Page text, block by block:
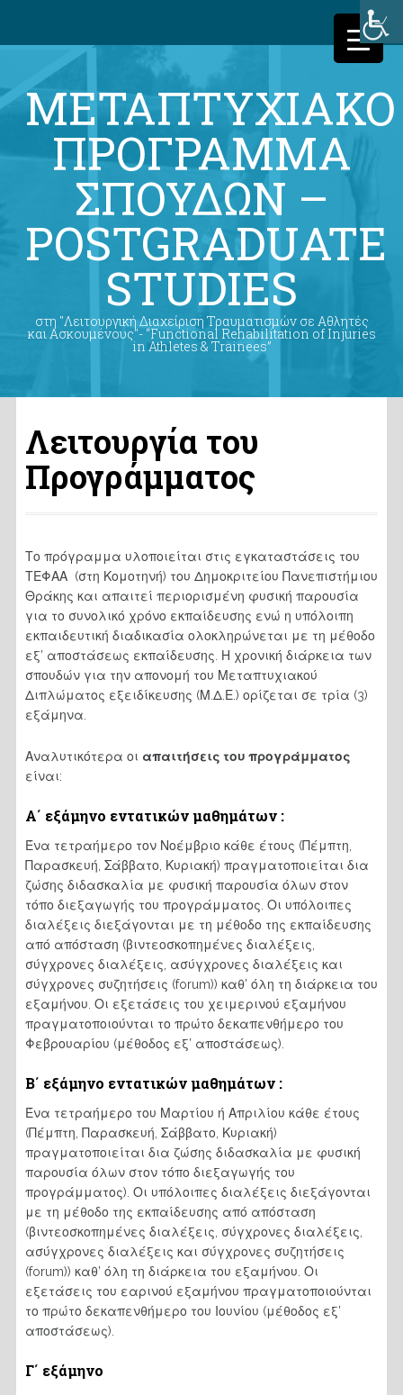
ΜΕΤΑΠΤΥΧΙΑΚΟ
ΠΡΟΓΡΑΜΜΑ
ΣΠΟΥΔΩΝ –
POSTGRADUATE
STUDIES
στη "Λειτουργική Διαχείριση Τραυματισμών σε Αθλητές
και Ασκουμένους"- “Functional Rehabilitation of Injuries
in Athletes & Trainees”
Λειτουργία του
Προγράμματος
Το πρόγραμμα υλοποιείται στις εγκαταστάσεις του
ΤΕΦΑΑ (στη Κομοτηνή) του Δημοκριτείου Πανεπιστήμιου
Θράκης και απαιτεί περιορισμένη φυσική παρουσία
για το συνολικό χρόνο εκπαίδευσης ενώ η υπόλοιπη
εκπαιδευτική διαδικασία ολοκληρώνεται με τη μέθοδο
εξ’ αποστάσεως εκπαίδευσης. Η χρονική διάρκεια των
σπουδών για την απονομή του Μεταπτυχιακού
Διπλώματος εξειδίκευσης (Μ.Δ.Ε.) ορίζεται σε τρία (3)
εξάμηνα.
Αναλυτικότερα οι απαιτήσεις του προγράμματος
είναι:
Α΄ εξάμηνο εντατικών μαθημάτων :
Ένα τετραήμερο τον Νοέμβριο κάθε έτους (Πέμπτη,
Παρασκευή, Σάββατο, Κυριακή) πραγματοποιείται δια
ζώσης διδασκαλία με φυσική παρουσία όλων στον
τόπο διεξαγωγής του προγράμματος. Οι υπόλοιπες
διαλέξεις διεξάγονται με τη μέθοδο της εκπαίδευσης
από απόσταση (βιντεοσκοπημένες διαλέξεις,
σύγχρονες διαλέξεις, ασύγχρονες διαλέξεις και
σύγχρονες συζητήσεις (forum)) καθ’ όλη τη διάρκεια του
εξαμήνου. Οι εξετάσεις του χειμερινού εξαμήνου
πραγματοποιούνται το πρώτο δεκαπενθήμερο του
Φεβρουαρίου (μέθοδος εξ’ αποστάσεως).
Β΄ εξάμηνο εντατικών μαθημάτων :
Ένα τετραήμερο του Μαρτίου ή Απριλίου κάθε έτους
(Πέμπτη, Παρασκευή, Σάββατο, Κυριακή)
πραγματοποιείται δια ζώσης διδασκαλία με φυσική
παρουσία όλων στον τόπο διεξαγωγής του
προγράμματος). Οι υπόλοιπες διαλέξεις διεξάγονται
με τη μέθοδο της εκπαίδευσης από απόσταση
(βιντεοσκοπημένες διαλέξεις, σύγχρονες διαλέξεις,
ασύγχρονες διαλέξεις και σύγχρονες συζητήσεις
(forum)) καθ’ όλη τη διάρκεια του εξαμήνου. Οι
εξετάσεις του εαρινού εξαμήνου πραγματοποιούνται
το πρώτο δεκαπενθήμερο του Ιουνίου (μέθοδος εξ’
αποστάσεως).
Γ΄ εξάμηνο